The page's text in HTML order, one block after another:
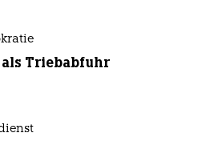
Triebabfuhr